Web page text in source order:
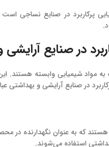
پرکاربرد در صنایع نساجی
مواد شیمیایی وابسته هستند.
در صنایع آرایشی و بهداشتی
هستند که به عنوان نگهدارنده در
استفاده می‌شوند.